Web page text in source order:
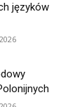
języków